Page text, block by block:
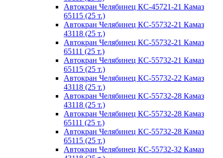
Автокран Челябинец КС-45721-21 Камаз
65115 (25 т.)
Автокран Челябинец КС-55732-21 Камаз
43118 (25 т.)
Автокран Челябинец КС-55732-21 Камаз
65111 (25 т.)
Автокран Челябинец КС-55732-21 Камаз
65115 (25 т.)
Автокран Челябинец КС-55732-22 Камаз
43118 (25 т.)
Автокран Челябинец КС-55732-28 Камаз
43118 (25 т.)
Автокран Челябинец КС-55732-28 Камаз
65111 (25 т.)
Автокран Челябинец КС-55732-28 Камаз
65115 (25 т.)
Автокран Челябинец КС-55732-32 Камаз